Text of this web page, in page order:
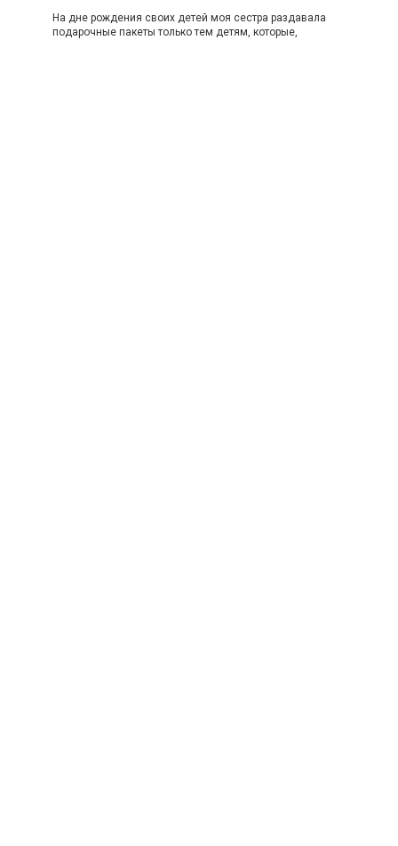
На дне рождения своих детей моя сестра раздавала
подарочные пакеты только тем детям, которые,